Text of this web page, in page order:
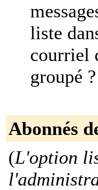
liste
courriel
groupé ?
Abonnés
(L'option